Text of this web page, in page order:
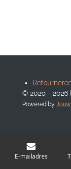
© 2020 - 2026
Powered by
E-mailadres